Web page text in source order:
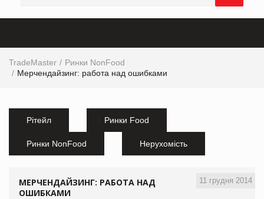
TradeMaster
Ринки NonFood
Мерчендайзинг: работа над ошибками
Рітейл Ринки Food
Ринки NonFood Нерухомість
11 грудня 2014
МЕРЧЕНДАЙЗИНГ: РАБОТА НАД
ОШИБКАМИ